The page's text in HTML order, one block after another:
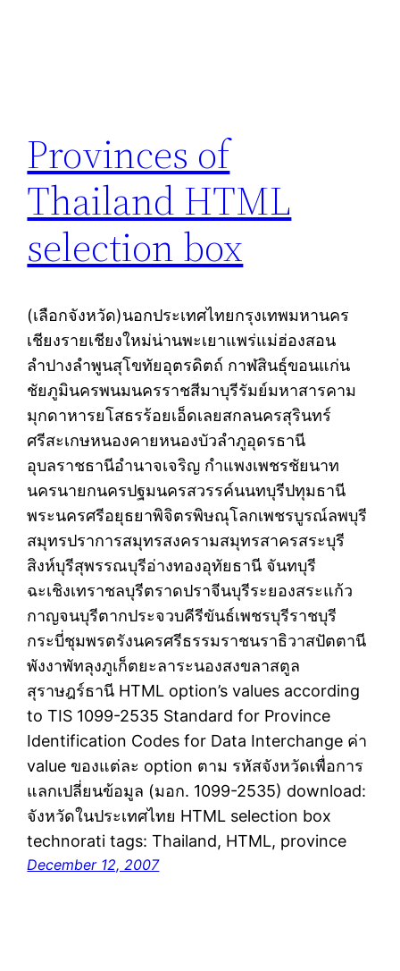
Provinces of
Thailand HTML
selection box
(เลือกจังหวัด)นอกประเทศไทยกรุงเทพมหานคร
เชียงรายเชียงใหม่น่านพะเยาแพร่แม่ฮ่องสอน
ลำปางลำพูนสุโขทัยอุตรดิตถ์ กาฬสินธุ์ขอนแก่น
ชัยภูมินครพนมนครราชสีมาบุรีรัมย์มหาสารคาม
มุกดาหารยโสธรร้อยเอ็ดเลยสกลนครสุรินทร์
ศรีสะเกษหนองคายหนองบัวลำภูอุดรธานี
อุบลราชธานีอำนาจเจริญ กำแพงเพชรชัยนาท
นครนายกนครปฐมนครสวรรค์นนทบุรีปทุมธานี
พระนครศรีอยุธยาพิจิตรพิษณุโลกเพชรบูรณ์ลพบุรี
สมุทรปราการสมุทรสงครามสมุทรสาครสระบุรี
สิงห์บุรีสุพรรณบุรีอ่างทองอุทัยธานี จันทบุรี
ฉะเชิงเทราชลบุรีตราดปราจีนบุรีระยองสระแก้ว
กาญจนบุรีตากประจวบคีรีขันธ์เพชรบุรีราชบุรี
กระบี่ชุมพรตรังนครศรีธรรมราชนราธิวาสปัตตานี
พังงาพัทลุงภูเก็ตยะลาระนองสงขลาสตูล
สุราษฎร์ธานี HTML option’s values according
to TIS 1099-2535 Standard for Province
Identification Codes for Data Interchange ค่า
value ของแต่ละ option ตาม รหัสจังหวัดเพื่อการ
แลกเปลี่ยนข้อมูล (มอก. 1099-2535) download:
จังหวัดในประเทศไทย HTML selection box
technorati tags: Thailand, HTML, province
December 12, 2007